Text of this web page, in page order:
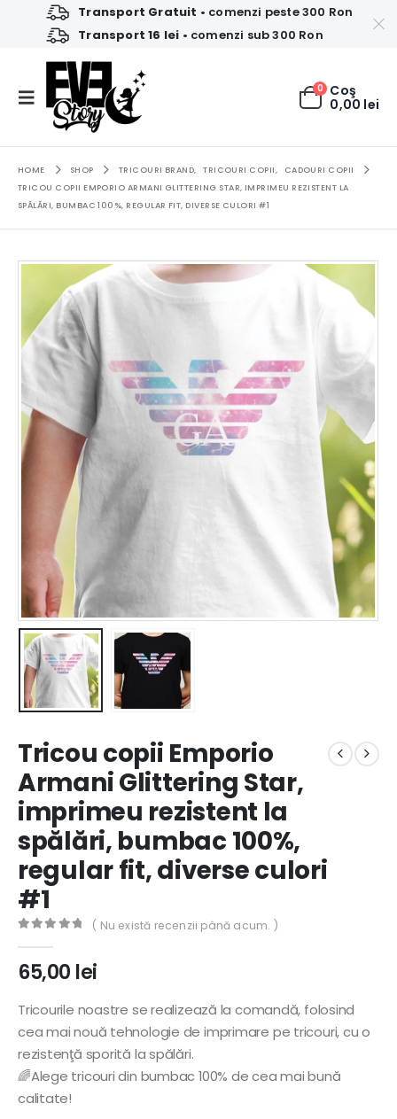
Transport Gratuit • comenzi peste 300 Ron
Transport 16 lei • comenzi sub 300 Ron
0 Coş
0,00 lei
HOME SHOP TRICOURI BRAND, TRICOURI COPII,
CADOURI COPII
TRICOU COPII EMPORIO ARMANI GLITTERING STAR, IMPRIMEU REZISTENT LA
SPĂLĂRI, BUMBAC 100%, REGULAR FIT, DIVERSE CULORI #1
Tricou copii Emporio
Armani Glittering Star,
imprimeu rezistent la
spălări, bumbac 100%,
regular fit, diverse culori
#1
( Nu există recenzii până acum. )
65,00 lei
Tricourile noastre se realizează la comandă, folosind
cea mai nouă tehnologie de imprimare pe tricouri, cu o
rezistenţă sporită la spălări.
🌈Alege tricouri din bumbac 100% de cea mai bună
calitate!